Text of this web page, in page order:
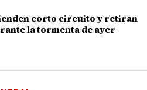
corto circuito y retiran
la tormenta de ayer